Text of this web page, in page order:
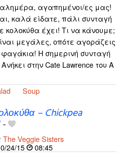
αγαπημένοι/ες μας!
καλά είδατε, πάλι συνταγή
κολοκύθα έχει! Τι να κάνουμε;
μεγάλες, οπότε αγοράζεις
Η σημερινή συνταγή
στην Cate Lawrence του A
Soup
– Chickpea
-
The Veggie Sisters
24/15
08:45